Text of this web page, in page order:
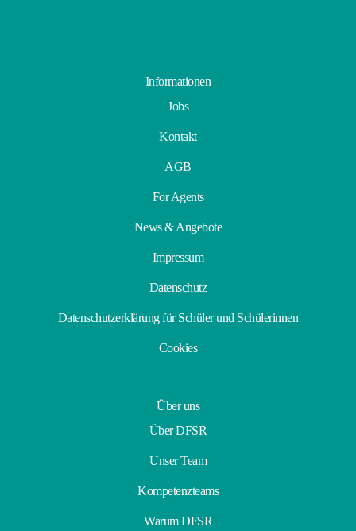
Informationen
Jobs
Kontakt
AGB
For Agents
News & Angebote
Impressum
Datenschutz
Datenschutzerklärung für Schüler und Schülerinnen
Cookies
Über uns
Über DFSR
Unser Team
Kompetenzteams
Warum DFSR